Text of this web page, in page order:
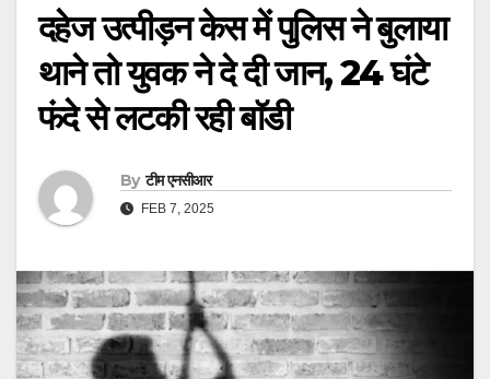
दहेज उत्‍पीड़न केस में पुल‍िस ने बुलाया
थाने तो युवक ने दे दी जान, 24 घंटे
फंदे से लटकी रही बाॅडी
By टीम एनसीआर
FEB 7, 2025